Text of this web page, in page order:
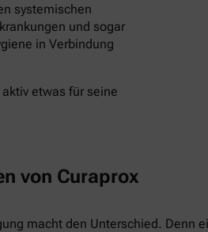
systemischen
und sogar
in Verbindung
etwas für seine
von Curaprox
macht den Unterschied. Denn